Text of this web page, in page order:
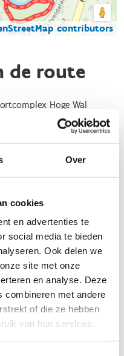
Over
cookies
en advertenties te
social media te bieden
Ook delen we
site met onze
en analyse. Deze
combineren met andere
of die ze hebben
van hun services.
contributors
de route
Hoge Wal
en is goed
Vlaanderen. Vanuit de
des te meer
De omloop is
en wordt zeer goed
de route kom je
plek met een
manier om de natuur